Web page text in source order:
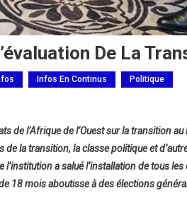
De La
Infos En Continus Politique
de l’Afrique de l’Ouest sur la transition
la transition, la classe politique et
a salué l’installation de tous
18 mois aboutisse à des élections